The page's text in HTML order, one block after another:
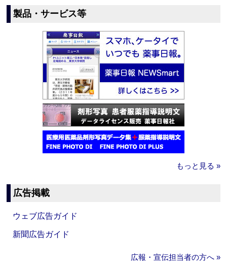
製品・サービス等
もっと見る »
広告掲載
ウェブ広告ガイド
新聞広告ガイド
広報・宣伝担当者の方へ »